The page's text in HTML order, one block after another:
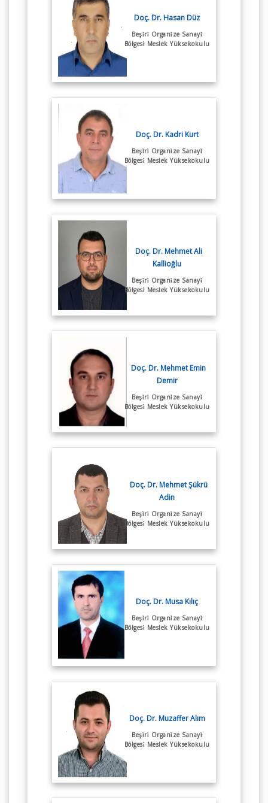
Doç. Dr. Hasan Düz
Beşi̇ri̇ Organi̇ze Sanayi̇
Bölgesi̇ Meslek Yüksekokulu
Doç. Dr. Kadri Kurt
Beşi̇ri̇ Organi̇ze Sanayi̇
Bölgesi̇ Meslek Yüksekokulu
Doç. Dr. Mehmet Ali
Kallioğlu
Beşi̇ri̇ Organi̇ze Sanayi̇
Bölgesi̇ Meslek Yüksekokulu
Doç. Dr. Mehmet Emin
Demir
Beşi̇ri̇ Organi̇ze Sanayi̇
Bölgesi̇ Meslek Yüksekokulu
Doç. Dr. Mehmet Şükrü
Adin
Beşi̇ri̇ Organi̇ze Sanayi̇
Bölgesi̇ Meslek Yüksekokulu
Doç. Dr. Musa Kılıç
Beşi̇ri̇ Organi̇ze Sanayi̇
Bölgesi̇ Meslek Yüksekokulu
Doç. Dr. Muzaffer Alım
Beşi̇ri̇ Organi̇ze Sanayi̇
Bölgesi̇ Meslek Yüksekokulu